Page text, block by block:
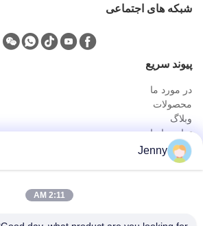
شبکه های اجتماعی
پيوند سريع
در مورد ما
محصولات
وبلاگ
تماس با ما
محصولات
کامیون نفت و گاز
Jenny
2:11 AM